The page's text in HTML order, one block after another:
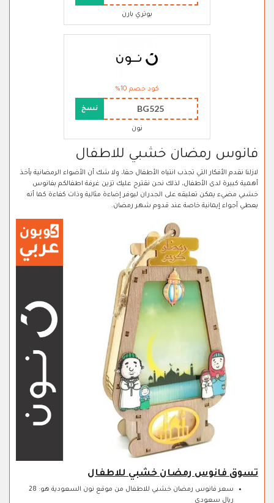
بوتري بارن
كود خصم 10%
BG525 نسخ
نون
فانوس رمضان خشبي للاطفال
لازلنا نقدم الأفكار التي تجذب انتياه الأطفال حقا، ولا شك أن الأضواء الرمضانية يأخذ
أهمية كبيرة لدى الأطفال، لذلك نحن نقترح عليك تزين غرفة اطفالكم بفانوس
خشبي مضيء يمكن تعليقه على الجدران ليوفر إضاءة مثالية وذات كفاءة كما أنه
يعطي أجواء إيمانية خاصة عند قدوم شهر رمضان.
تسوق فانوس رمضان خشبي للاطفال
سعر فانوس رمضان خشبي للاطفال من موقع نون السعودية هو: 28
ريال سعودي